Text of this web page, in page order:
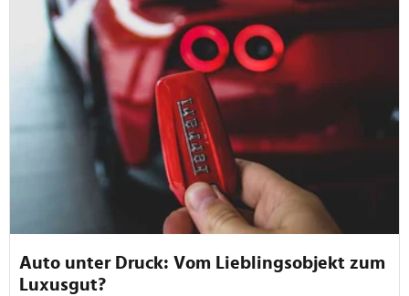
Auto unter Druck: Vom Lieblingsobjekt zum
Luxusgut?